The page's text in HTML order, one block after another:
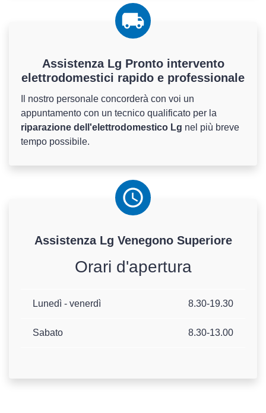
Assistenza Lg Pronto intervento
elettrodomestici rapido e professionale
Il nostro personale concorderà con voi un
appuntamento con un tecnico qualificato per la
riparazione dell'elettrodomestico Lg nel più breve
tempo possibile.
Assistenza Lg Venegono Superiore
Orari d'apertura
Lunedì - venerdì 8.30-19.30
Sabato 8.30-13.00